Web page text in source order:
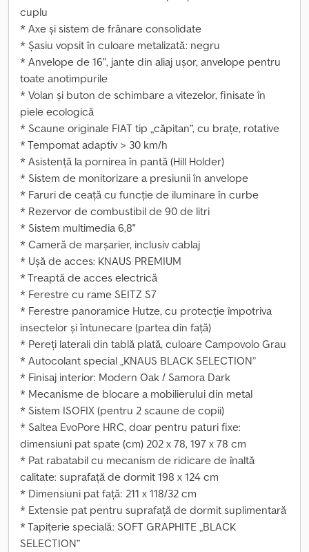
cuplu
* Axe și sistem de frânare consolidate
* Șasiu vopsit în culoare metalizată: negru
* Anvelope de 16", jante din aliaj ușor, anvelope pentru
toate anotimpurile
* Volan și buton de schimbare a vitezelor, finisate în
piele ecologică
* Scaune originale FIAT tip „căpitan”, cu brațe, rotative
* Tempomat adaptiv > 30 km/h
* Asistență la pornirea în pantă (Hill Holder)
* Sistem de monitorizare a presiunii în anvelope
* Faruri de ceață cu funcție de iluminare în curbe
* Rezervor de combustibil de 90 de litri
* Sistem multimedia 6,8"
* Cameră de marșarier, inclusiv cablaj
* Ușă de acces: KNAUS PREMIUM
* Treaptă de acces electrică
* Ferestre cu rame SEITZ S7
* Ferestre panoramice Hutze, cu protecție împotriva
insectelor și întunecare (partea din față)
* Pereți laterali din tablă plată, culoare Campovolo Grau
* Autocolant special „KNAUS BLACK SELECTION”
* Finisaj interior: Modern Oak / Samora Dark
* Mecanisme de blocare a mobilierului din metal
* Sistem ISOFIX (pentru 2 scaune de copii)
* Saltea EvoPore HRC, doar pentru paturi fixe:
dimensiuni pat spate (cm) 202 x 78, 197 x 78 cm
* Pat rabatabil cu mecanism de ridicare de înaltă
calitate: suprafață de dormit 198 x 124 cm
* Dimensiuni pat față: 211 x 118/32 cm
* Extensie pat pentru suprafață de dormit suplimentară
* Tapițerie specială: SOFT GRAPHITE „BLACK
SELECTION”